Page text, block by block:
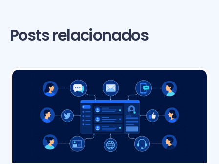
Posts relacionados